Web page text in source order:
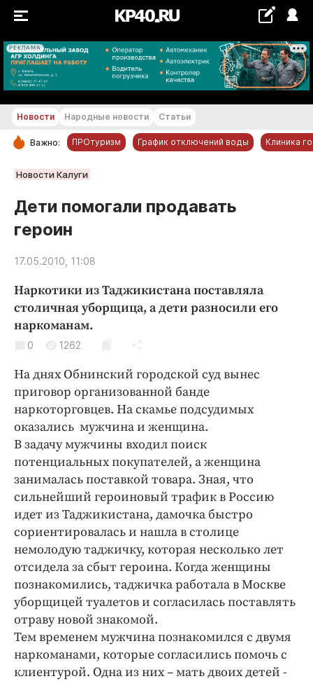
РЕКЛАМА
+21...+22 °С
РУБРИКИ
Статьи
Народные новости
Благоустройство
Криминал
Культура
Недвижимость и ЖКХ
Образование
Общество
Погода
Праздники
Происшествия
Спорт
Экономика и бизнес
ПРОЕКТЫ
Блоги
Издания
Медиаперсона
Интересное чтиво
Клиника года
Бренд года
Новости Народные новости Статьи
Важно: ПРОтуризм График отключений воды Клиника
Новости Калуги
Дети помогали продавать
героин
17.05.2010, 11:08
Наркотики из Таджикистана поставляла
столичная уборщица, а дети разносили его
наркоманам.
0 1262
На днях Обнинский городской суд вынес
приговор организованной банде
наркоторговцев. На скамье подсудимых
оказались мужчина и женщина.
В задачу мужчины входил поиск
потенциальных покупателей, а женщина
занималась поставкой товара. Зная, что
сильнейший героиновый трафик в Россию
идет из Таджикистана, дамочка быстро
сориентировалась и нашла в столице
немолодую таджичку, которая несколько лет
отсидела за сбыт героина. Когда женщины
познакомились, таджичка работала в Москве
уборщицей туалетов и согласилась поставлять
отраву новой знакомой.
Тем временем мужчина познакомился с двумя
наркоманами, которые согласились помочь с
клиентурой. Одна из них – мать двоих детей -